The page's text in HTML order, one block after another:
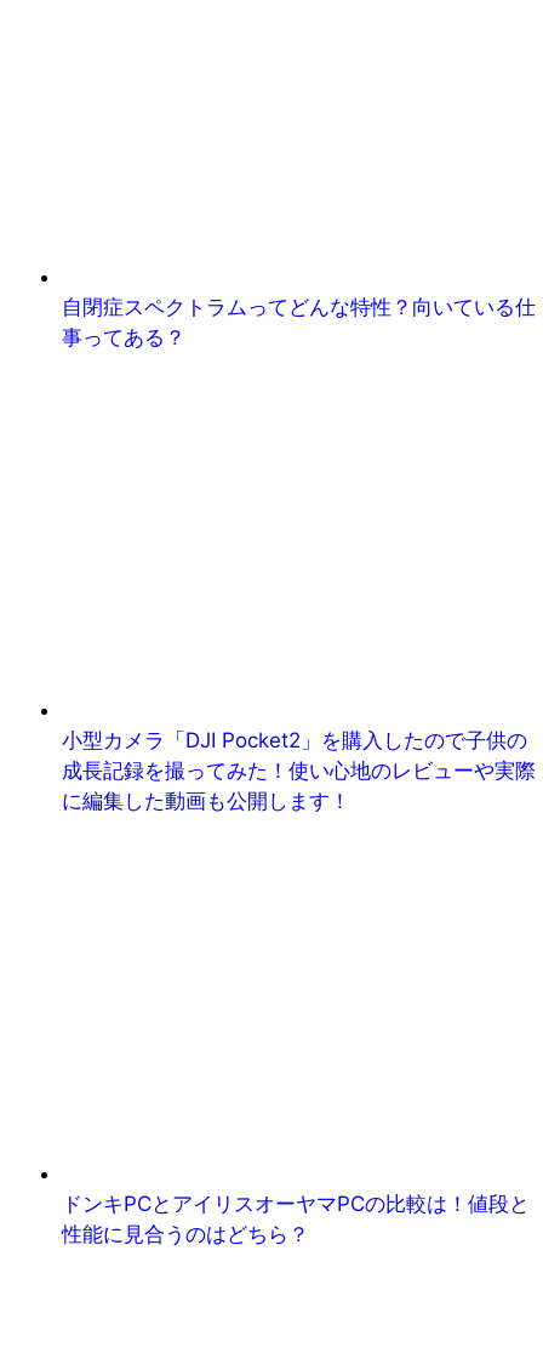
自閉症スペクトラムってどんな特性？向いている仕
事ってある？
小型カメラ「DJI Pocket2」を購入したので子供の
成長記録を撮ってみた！使い心地のレビューや実際
に編集した動画も公開します！
ドンキPCとアイリスオーヤマPCの比較は！値段と
性能に見合うのはどちら？